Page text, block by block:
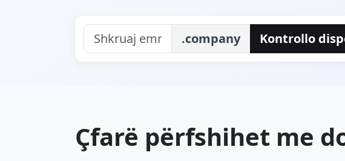
.company Kontrollo
Çfarë përfshihet me